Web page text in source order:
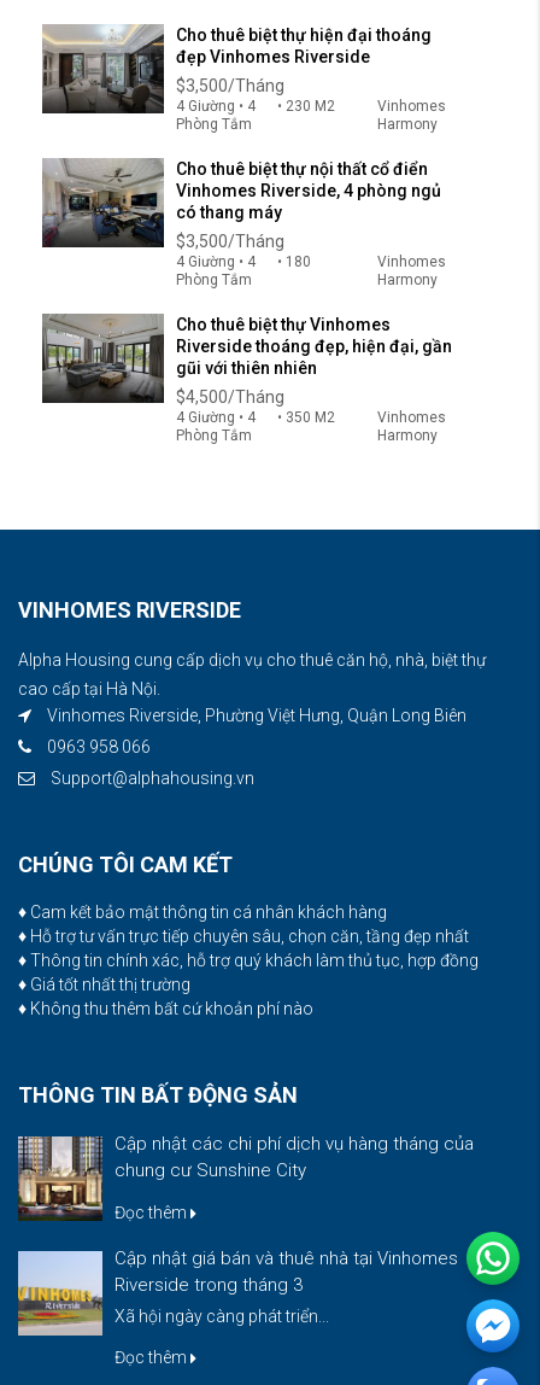
Cho thuê biệt thự hiện đại thoáng
đẹp Vinhomes Riverside
$3,500/Tháng
4 Giường • 4
Phòng Tắm
• 230 M2
Vinhomes
Harmony
Cho thuê biệt thự nội thất cổ điển
Vinhomes Riverside, 4 phòng ngủ
có thang máy
$3,500/Tháng
4 Giường • 4
Phòng Tắm
• 180
Vinhomes
Harmony
Cho thuê biệt thự Vinhomes
Riverside thoáng đẹp, hiện đại, gần
gũi với thiên nhiên
$4,500/Tháng
4 Giường • 4
Phòng Tắm
• 350 M2
Vinhomes
Harmony
VINHOMES RIVERSIDE
Alpha Housing cung cấp dịch vụ cho thuê căn hộ, nhà, biệt thự
cao cấp tại Hà Nội.
Vinhomes Riverside, Phường Việt Hưng, Quận Long Biên
0963 958 066
Support@alphahousing.vn
CHÚNG TÔI CAM KẾT
♦ Cam kết bảo mật thông tin cá nhân khách hàng
♦ Hỗ trợ tư vấn trực tiếp chuyên sâu, chọn căn, tầng đẹp nhất
♦ Thông tin chính xác, hỗ trợ quý khách làm thủ tục, hợp đồng
♦ Giá tốt nhất thị trường
♦ Không thu thêm bất cứ khoản phí nào
THÔNG TIN BẤT ĐỘNG SẢN
Cập nhật các chi phí dịch vụ hàng tháng của
chung cư Sunshine City
Đọc thêm
Cập nhật giá bán và thuê nhà tại Vinhomes
Riverside trong tháng 3
Xã hội ngày càng phát triển...
Đọc thêm